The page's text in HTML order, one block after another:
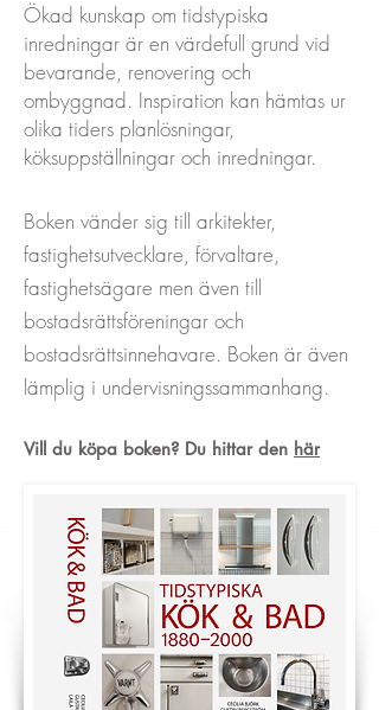
Ökad kunskap om tidstypiska
inredningar är en värdefull grund vid
bevarande, renovering och
ombyggnad. Inspiration kan hämtas ur
olika tiders planlösningar,
köksuppställningar och inredningar.
Boken vänder sig till arkitekter,
fastighetsutvecklare, förvaltare,
fastighetsägare men även till
bostadsrättsföreningar och
bostadsrättsinnehavare. Boken är även
lämplig i undervisningssammanhang.
Vill du köpa boken? Du hittar den här